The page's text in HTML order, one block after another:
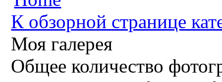
К обзорной странице
Моя галерея
Общее количество